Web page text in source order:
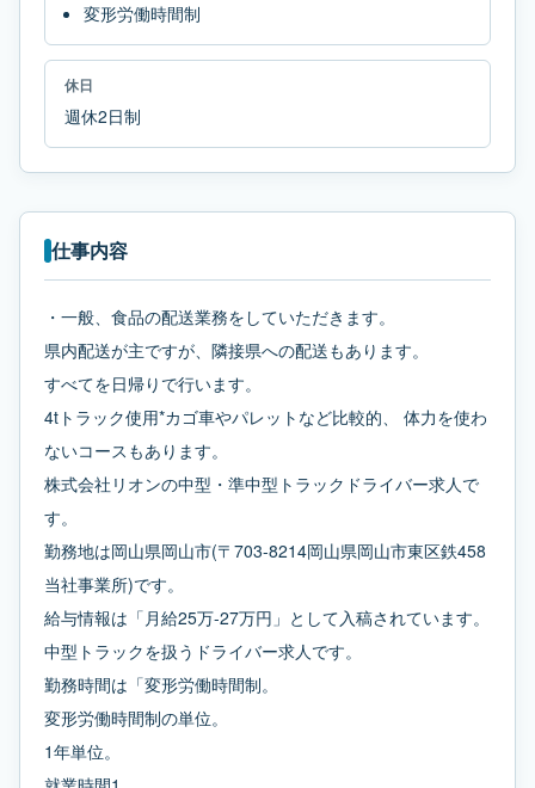
変形労働時間制
休日
週休2日制
仕事内容
・一般、食品の配送業務をしていただきます。
県内配送が主ですが、隣接県への配送もあります。
すべてを日帰りで行います。
4tトラック使用*カゴ車やパレットなど比較的、 体力を使わ
ないコースもあります。
株式会社リオンの中型・準中型トラックドライバー求人で
す。
勤務地は岡山県岡山市(〒703-8214岡山県岡山市東区鉄458
当社事業所)です。
給与情報は「月給25万-27万円」として入稿されています。
中型トラックを扱うドライバー求人です。
勤務時間は「変形労働時間制。
変形労働時間制の単位。
1年単位。